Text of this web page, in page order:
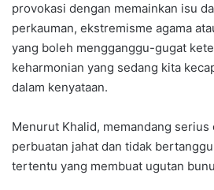
provokasi dengan memainkan isu
perkauman, ekstremisme agama
yang boleh mengganggu-gugat
keharmonian yang sedang kita
dalam kenyataan.
Menurut Khalid, memandang serius
perbuatan jahat dan tidak
tertentu yang membuat ugutan